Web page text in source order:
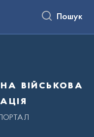
Пошук
військова